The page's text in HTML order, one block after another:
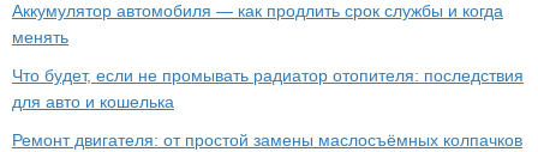
Аккумулятор автомобиля — как продлить срок службы и когда
менять
Что будет, если не промывать радиатор отопителя: последствия
для авто и кошелька
Ремонт двигателя: от простой замены маслосъёмных колпачков